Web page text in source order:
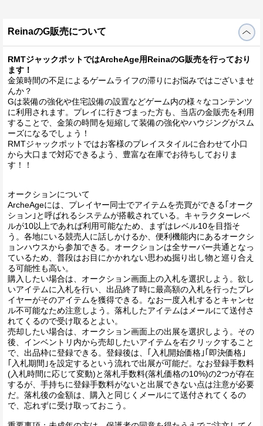
ReinaのG販売について
RMTジャックポットではArcheAge用ReinaのG販売を行っており
ます！
金策時間の不足によるゲームライフの滞りにお悩みではございませ
んか？
Gは装備の強化や住宅設備の設置などゲーム内の様々なコンテンツ
に利用されます。プレイに行きづまった方も、当店の金販売を利用
することで、金策の時間を短縮して装備の強化やハウジングがスム
ーズになるでしょう！
RMTジャックポットではお客様のプレイスタイルに合わせて小口
から大口まで対応できるよう、豊富な在庫でお待ちしておりま
す！！
オークションについて
ArcheAgeには、プレイヤー同士でアイテムを売買ができる｢オーク
ション｣と呼ばれるシステムが搭載されている。キャラクターレベ
ルが10以上であれば利用可能なため、まずはレベル10を目指そ
う。各地にいる競売人に話しかけるか、便利機能内にあるオークシ
ョンハウスから参加できる。オークションは全サーバー共通となっ
ているため、普段はお目にかかれない思わぬ掘り出し物と巡り合え
る可能性も高い。
購入したい場合は、オークション画面上の入札を選択しよう。欲し
いアイテムに入札を行い、出品終了時に最高額の入札を行ったプレ
イヤーがそのアイテムを獲得できる。なお一度入札するとキャンセ
ル不可能なため注意しよう。落札したアイテムはメールにて送付さ
れてくるので受け取るとよい。
売却したい場合は、オークション画面上の出展を選択しよう。その
後、インベントリ内から売却したいアイテムを右クリックすること
で、出品枠に登録できる。登録後は、｢入札開始価格｣｢即決価格｣
｢入札期間｣を設定するという流れで出展が可能だ。なお登録手数料
(入札時間に応じて変動)と落札手数料(落札価格の10%)の2つが存在
するが、手持ちに登録手数料がないと出展できない点は注意が必要
だ。落札後の金額は、購入と同じくメールにて送付されてくるの
で、忘れずに受け取っておこう。